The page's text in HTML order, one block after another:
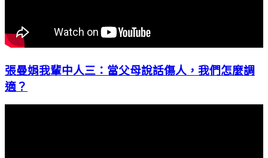
張曼娟我輩中人三：當父母說話傷人，我們怎麼調
適？